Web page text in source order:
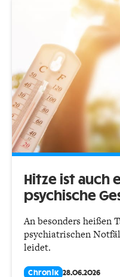
Hitze ist auch
psychische
An besonders heißen
psychiatrischen
leidet.
Chronik 28.06.2026